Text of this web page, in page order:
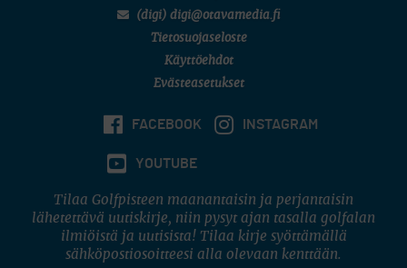
(digi) digi@otavamedia.fi
Tietosuojaseloste
Käyttöehdot
Evästeasetukset
FACEBOOK INSTAGRAM
YOUTUBE
Tilaa Golfpisteen maanantaisin ja perjantaisin
lähetettävä uutiskirje, niin pysyt ajan tasalla golfalan
ilmiöistä ja uutisista! Tilaa kirje syöttämällä
sähköpostiosoitteesi alla olevaan kenttään.